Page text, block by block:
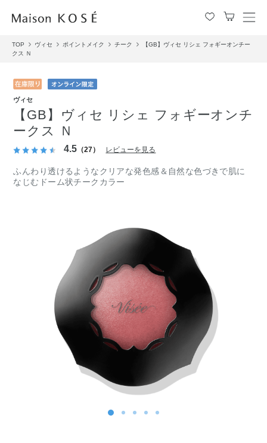
メ
ュ
TOP ヴィセ ポイントメイク チーク
【GB】ヴィセ リシェ フォギーオンチー
クス Ｎ
ヴィセ
【GB】ヴィセ リシェ フォギーオンチ
ークス Ｎ
4.5 （27） レビューを見る
ふんわり透けるようなクリアな発色感＆自然な色づきで肌に
なじむドーム状チークカラー